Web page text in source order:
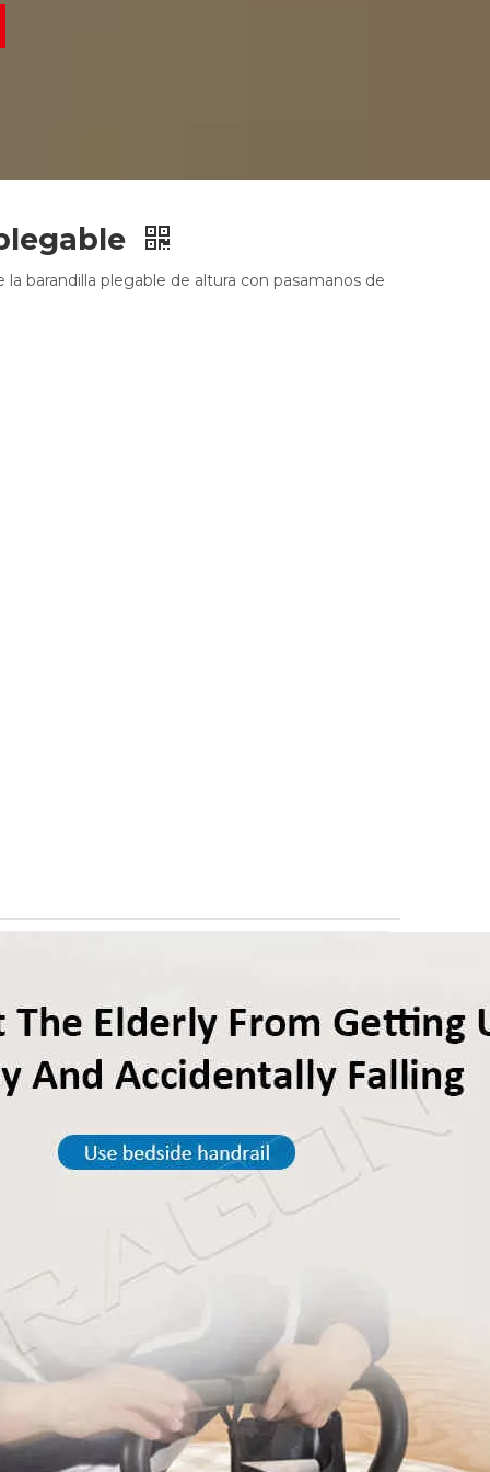
barandilla plegable de altura con pasamanos de